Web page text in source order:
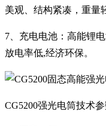
美观、结构紧凑，重量
7、 充电电池：高能锂
放电率低,经济环保。
CG5200强光电筒技术参